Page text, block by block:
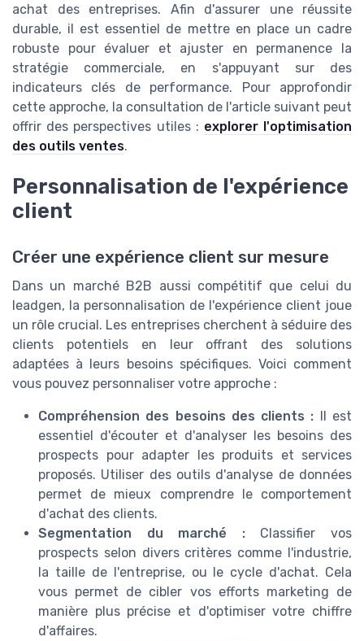
achat des entreprises. Afin d'assurer une réussite
durable, il est essentiel de mettre en place un cadre
robuste pour évaluer et ajuster en permanence la
stratégie commerciale, en s'appuyant sur des
indicateurs clés de performance. Pour approfondir
cette approche, la consultation de l'article suivant peut
offrir des perspectives utiles : explorer l'optimisation
des outils ventes.
Personnalisation de l'expérience
client
Créer une expérience client sur mesure
Dans un marché B2B aussi compétitif que celui du
leadgen, la personnalisation de l'expérience client joue
un rôle crucial. Les entreprises cherchent à séduire des
clients potentiels en leur offrant des solutions
adaptées à leurs besoins spécifiques. Voici comment
vous pouvez personnaliser votre approche :
Compréhension des besoins des clients : Il est
essentiel d'écouter et d'analyser les besoins des
prospects pour adapter les produits et services
proposés. Utiliser des outils d'analyse de données
permet de mieux comprendre le comportement
d'achat des clients.
Segmentation du marché :Classifier vos
prospects selon divers critères comme l'industrie,
la taille de l'entreprise, ou le cycle d'achat. Cela
vous permet de cibler vos efforts marketing de
manière plus précise et d'optimiser votre chiffre
d'affaires.